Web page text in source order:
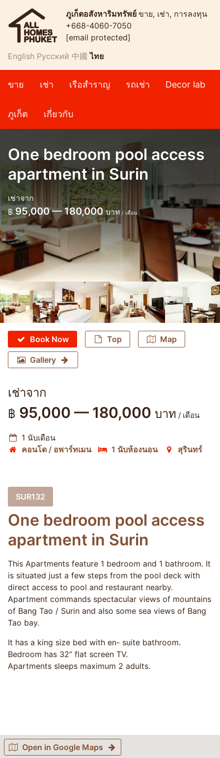
ภูเก็ตอสังหาริมทรัพย์ ขาย, เช่า, การลงทุน
+668-4060-7050
[email protected]
English Русский 中國 ไทย
ขาย เช่า เรือสำราญ รถเช่า Decor lab
ภูเก็ต เกี่ยวกับ
One bedroom pool access
apartment in Surin
เช่าจาก
฿ 95,000 — 180,000บาท / เดือน
Book Now Top Map
Gallery
เช่าจาก
฿ 95,000 — 180,000 บาท / เดือน
1 นับเดือน
คอนโด / อพาร์ทเมน
1 นับห้องนอน สุรินทร์
SUR132
One bedroom pool access
apartment in Surin
This Apartments feature 1 bedroom and 1 bathroom. It
is situated just a few steps from the pool deck with
direct access to pool and restaurant nearby.
Apartment commands spectacular views of mountains
of Bang Tao / Surin and also some sea views of Bang
Tao bay.
It has a king size bed with en- suite bathroom.
Bedroom has 32” flat screen TV.
Apartments sleeps maximum 2 adults.
Open in Google Maps